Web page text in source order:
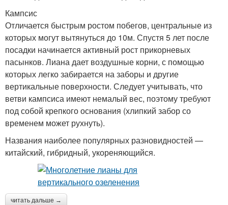
Кампсис
Отличается быстрым ростом побегов, центральные из
которых могут вытянуться до 10м. Спустя 5 лет после
посадки начинается активный рост прикорневых
пасынков. Лиана дает воздушные корни, с помощью
которых легко забирается на заборы и другие
вертикальные поверхности. Следует учитывать, что
ветви кампсиса имеют немалый вес, поэтому требуют
под собой крепкого основания (хлипкий забор со
временем может рухнуть).
Названия наиболее популярных разновидностей —
китайский, гибридный, укореняющийся.
читать дальше →